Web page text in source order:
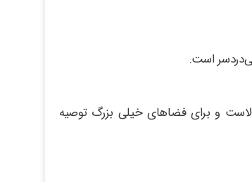
است.
و برای فضاهای خیلی بزرگ توصیه